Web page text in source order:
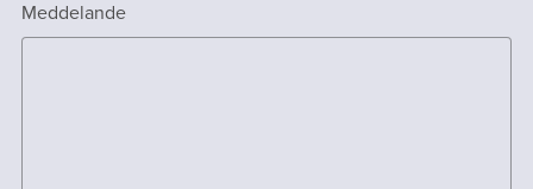
Meddelande